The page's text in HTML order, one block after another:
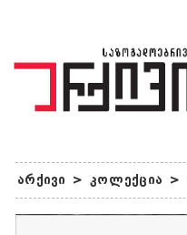
არქივი > კოლექცია >